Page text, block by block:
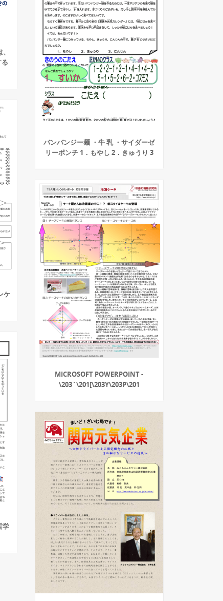
バンバンジー麺 ・牛 乳 ・サイダーゼ
リーポンチ 1．もやし 2．きゅうり 3
ケ
MICROSOFT POWERPOINT -
\203`\201[\203Y\203P\201
学